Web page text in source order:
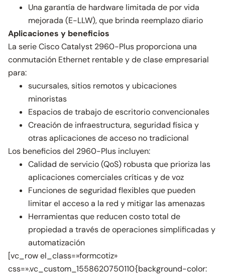
Una garantía de hardware limitada de por vida
mejorada (E-LLW), que brinda reemplazo diario
Aplicaciones y beneficios
La serie Cisco Catalyst 2960-Plus proporciona una
conmutación Ethernet rentable y de clase empresarial
para:
sucursales, sitios remotos y ubicaciones
minoristas
Espacios de trabajo de escritorio convencionales
Creación de infraestructura, seguridad física y
otras aplicaciones de acceso no tradicional
Los beneficios del 2960-Plus incluyen:
Calidad de servicio (QoS) robusta que prioriza las
aplicaciones comerciales críticas y de voz
Funciones de seguridad flexibles que pueden
limitar el acceso a la red y mitigar las amenazas
Herramientas que reducen costo total de
propiedad a través de operaciones simplificadas y
automatización
[vc_row el_class=»formcotiz»
css=».vc_custom_1558620750110{background-color: